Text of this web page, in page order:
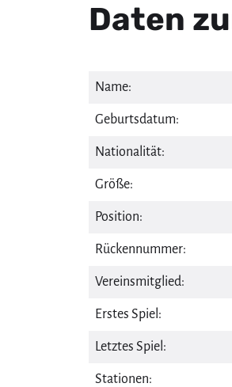
Daten
Name:
Geburtsdatum:
Nationalität:
Größe:
Position:
Rückennummer:
Vereinsmitglied:
Erstes Spiel:
Letztes Spiel:
Stationen: